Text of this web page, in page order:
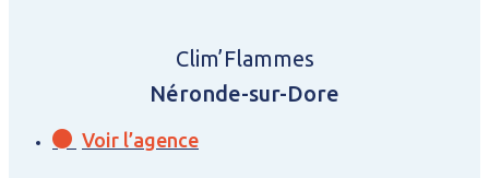
Clim’Flammes
Néronde-sur-Dore
Voir l’agence